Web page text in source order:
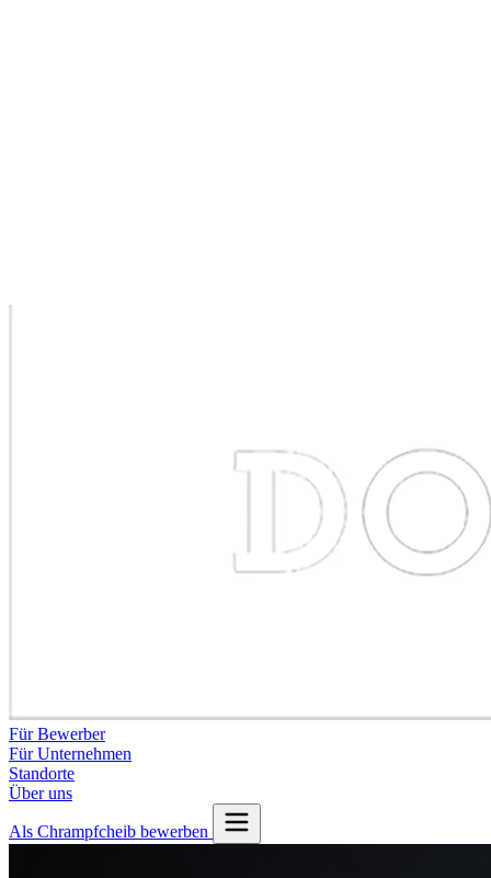
Für Bewerber
Für Unternehmen
Standorte
Über uns
Als Chrampfcheib bewerben